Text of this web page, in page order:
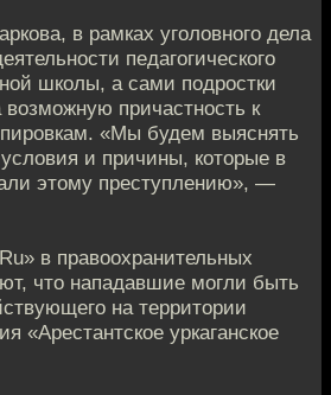
в рамках уголовного дела
педагогического
школы, а сами подростки
причастность к
«Мы будем выяснять
и причины, которые в
этому преступлению», —
в правоохранительных
что нападавшие могли быть
на территории
«Арестантское уркаганское